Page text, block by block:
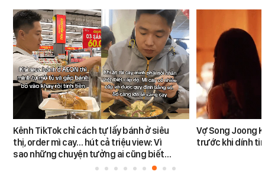
Kênh TikTok chỉ cách tự lấy bánh ở siêu
thị, order mì cay… hút cả triệu view: Vì
sao những chuyện tưởng ai cũng biết…
Vợ Song Joong
trước khi dính